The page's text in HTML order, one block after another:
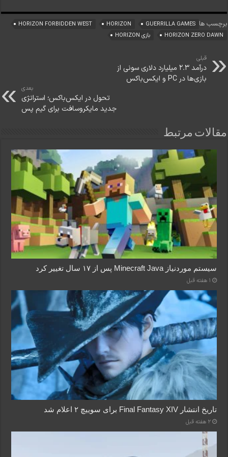
برچسب ها GUERRILLA GAMES
HORIZON
HORIZON FORBIDDEN WEST
HORIZON ZERO DAWN
بازی HORIZON
قبلی
درآمد ۲.۳ میلیارد دلاری سونی از
بازی‌ها در PC و ایکس‌باکس
بعدی
تحول در ایکس‌باکس؛ استراتژی
جدید مایکروسافت برای گیم پس
مقالات مرتبط
سیستم موردنیاز Minecraft Java پس از ۱۷ سال تغییر کرد
1 هفته قبل
تاریخ انتشار Final Fantasy XIV برای سوییچ ۲ اعلام شد
2 هفته قبل